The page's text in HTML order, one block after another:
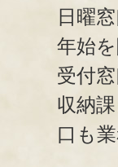
日曜窓
年始を
受付
収納課
口も